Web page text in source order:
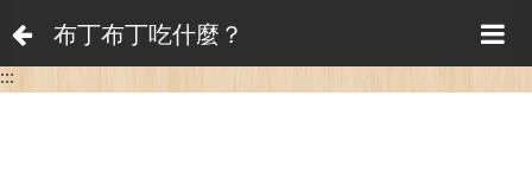
布丁布丁吃什麼？
:::